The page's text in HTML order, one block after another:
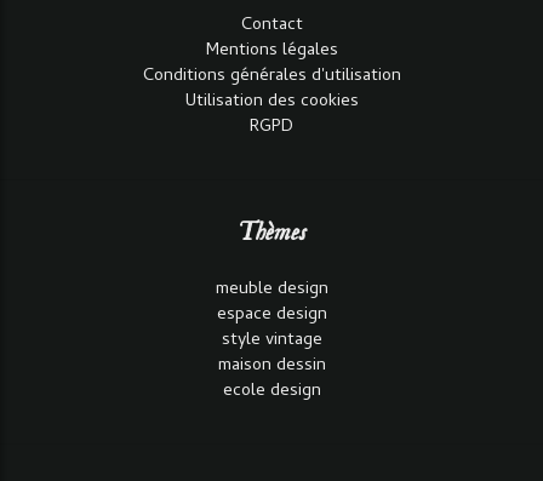
Contact
Mentions légales
Conditions générales d'utilisation
Utilisation des cookies
RGPD
Thèmes
meuble design
espace design
style vintage
maison dessin
ecole design